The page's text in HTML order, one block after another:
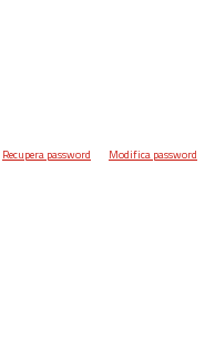
Recupera password Modifica password